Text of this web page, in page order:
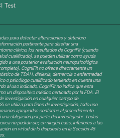
Test
para detectar alteraciones y deterioro
pertinente para diseñar una
clínico, los resultados de CogniFit (cuando
cualificado), se pueden utilizar como ayuda
a una posterior evaluación neuropsicológica
CogniFit no ofrece directamente un
de TDAH, dislexia, demencia o enfermedad
o psicólogo cualificado teniendo en cuenta una
al uso indicado, CogniFit no indica que esta
un dispositivo médico certicado por la FDA. El
investigación en cualquier campo de
se utiliza para fines de investigación, todo uso
apropiados conforme al procedimiento
obligación por parte del investigador. Todas
no podrán ser, en ningún caso, inferiores a las
en virtud de lo dispuesto en la Sección 45